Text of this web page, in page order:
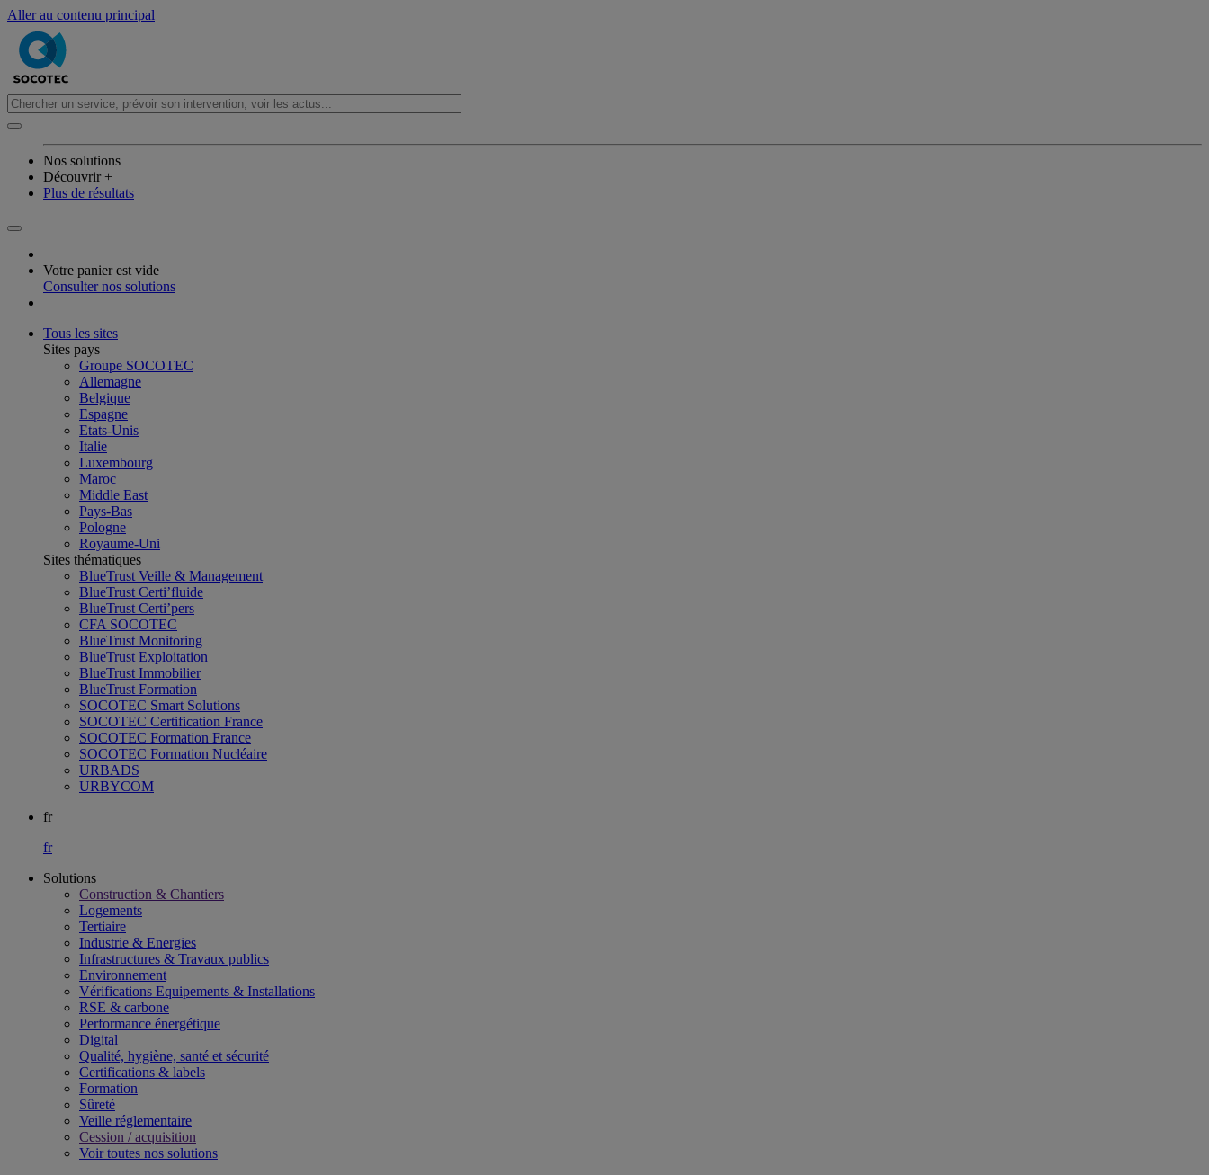
Aller au contenu principal
Nos solutions
Découvrir +
Plus de résultats
Votre panier est vide
Consulter nos solutions
Tous les sites
Sites pays
Groupe SOCOTEC
Allemagne
Belgique
Espagne
Etats-Unis
Italie
Luxembourg
Maroc
Middle East
Pays-Bas
Pologne
Royaume-Uni
Sites thématiques
BlueTrust Veille & Management
BlueTrust Certi’fluide
BlueTrust Certi’pers
CFA SOCOTEC
BlueTrust Monitoring
BlueTrust Exploitation
BlueTrust Immobilier
BlueTrust Formation
SOCOTEC Smart Solutions
SOCOTEC Certification France
SOCOTEC Formation France
SOCOTEC Formation Nucléaire
URBADS
URBYCOM
fr
fr
Solutions
Construction & Chantiers
Logements
Tertiaire​
Industrie & Energies
Infrastructures & Travaux publics​
Environnement​
Vérifications Equipements & Installations​
RSE & carbone​
Performance énergétique​
Digital
Qualité, hygiène, santé et sécurité​
Certifications & labels​
Formation​
Sûreté​
Veille réglementaire
Cession / acquisition​
Voir toutes nos solutions